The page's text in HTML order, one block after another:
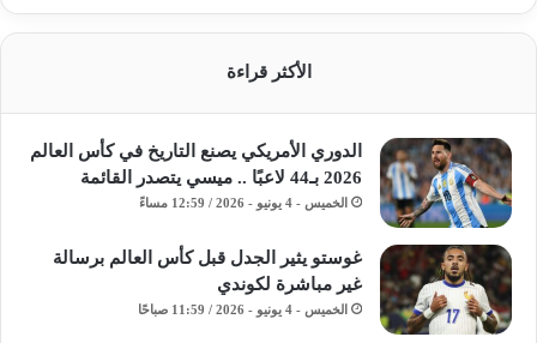
الأكثر قراءة
الدوري الأمريكي يصنع التاريخ في كأس العالم
2026 بـ44 لاعبًا .. ميسي يتصدر القائمة
الخميس - 4 يونيو - 2026 / 12:59 مساءً
غوستو يثير الجدل قبل كأس العالم برسالة
غير مباشرة لكوندي
الخميس - 4 يونيو - 2026 / 11:59 صباحًا